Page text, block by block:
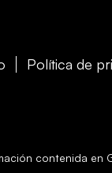
Política de
contenida en